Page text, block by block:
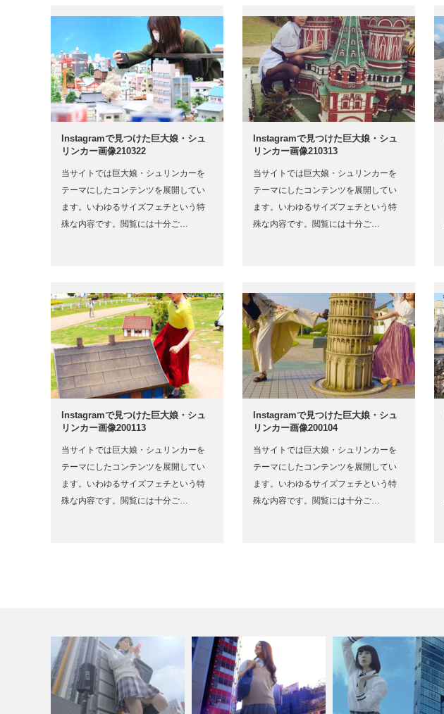
Instagramで見つけた巨大娘・シュ
リンカー画像210322
当サイトでは巨大娘・シュリンカーを
テーマにしたコンテンツを展開してい
ます。いわゆるサイズフェチという特
殊な内容です。閲覧には十分ご…
Instagramで見つけた巨大娘・シュ
リンカー画像210313
当サイトでは巨大娘・シュリンカーを
テーマにしたコンテンツを展開してい
ます。いわゆるサイズフェチという特
殊な内容です。閲覧には十分ご…
Instagramで見つけた巨大娘・シュ
リンカー画像200113
当サイトでは巨大娘・シュリンカーを
テーマにしたコンテンツを展開してい
ます。いわゆるサイズフェチという特
殊な内容です。閲覧には十分ご…
Instagramで見つけた巨大娘・シュ
リンカー画像200104
当サイトでは巨大娘・シュリンカーを
テーマにしたコンテンツを展開してい
ます。いわゆるサイズフェチという特
殊な内容です。閲覧には十分ご…